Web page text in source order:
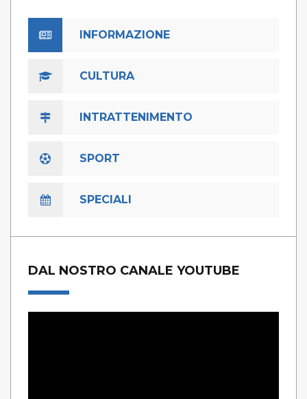
INFORMAZIONE
CULTURA
INTRATTENIMENTO
SPORT
SPECIALI
DAL NOSTRO CANALE YOUTUBE